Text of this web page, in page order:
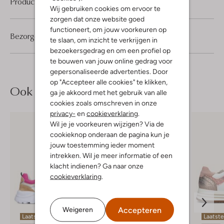
Wij gebruiken cookies om ervoor te
zorgen dat onze website goed
functioneert, om jouw voorkeuren op
te slaan, om inzicht te verkrijgen in
bezoekersgedrag en om een profiel op
te bouwen van jouw online gedrag voor
gepersonaliseerde advertenties. Door
op "Accepteer alle cookies" te klikken,
ga je akkoord met het gebruik van alle
cookies zoals omschreven in onze
privacy- en cookieverklaring
Wil je je voorkeuren wijzigen? Via de
cookieknop onderaan de pagina kun je
jouw toestemming ieder moment
intrekken. Wil je meer informatie of een
klacht indienen? Ga naar onze
cookieverklaring
Weigeren Accepteren
Bezorgen & retourneren
Ook iets voor jou?
Laatste item
Laatste items